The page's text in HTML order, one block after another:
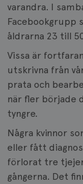
varandra. I
Facebookgrupp
åldrarna 23 till
Vissa är
utskrivna från
prata och
när fler började
tyngre.
Några kvinnor
eller fått
förlorat tre
gångerna. Det